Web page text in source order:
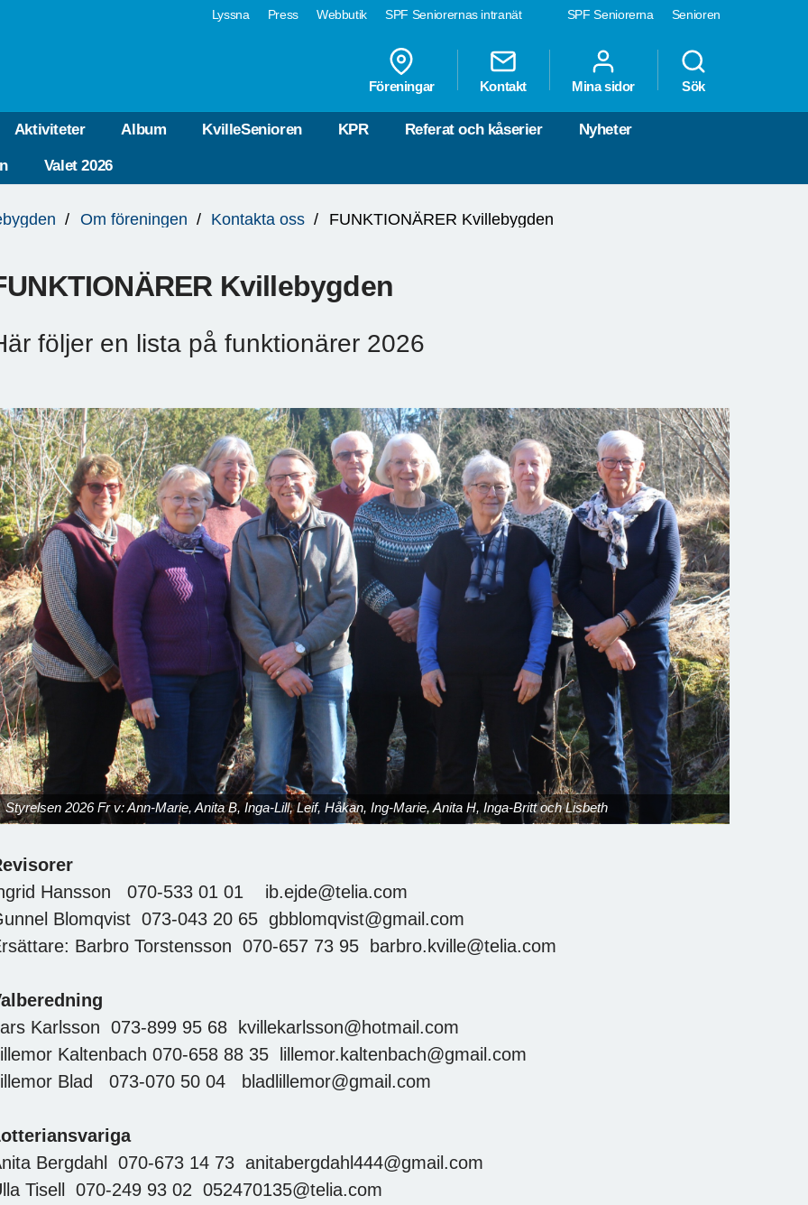
SPF Seniorerna Senioren
Lyssna Press Webbutik SPF Seniorernas intranät
Föreningar Kontakt Mina sidor Sök
Aktiviteter Album KvilleSenioren KPR Referat och kåserier Nyheter
Valet 2026
Om föreningen Kontakta oss FUNKTIONÄRER Kvillebygden
Kvillebygden
följer en lista på funktionärer 2026
Styrelsen 2026 Fr v: Ann-Marie, Anita B, Inga-Lill, Leif, Håkan, Ing-Marie, Anita H, Inga-Britt och Lisbeth
Hansson 070-533 01 01 ib.ejde@telia.com
Blomqvist 073-043 20 65 gbblomqvist@gmail.com
Barbro Torstensson 070-657 73 95 barbro.kville@telia.com
Karlsson 073-899 95 68 kvillekarlsson@hotmail.com
Kaltenbach 070-658 88 35 lillemor.kaltenbach@gmail.com
Blad 073-070 50 04 bladlillemor@gmail.com
Bergdahl 070-673 14 73 anitabergdahl444@gmail.com
Tisell 070-249 93 02 052470135@telia.com